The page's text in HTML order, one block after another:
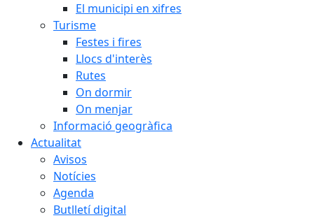
El municipi en xifres
Turisme
Festes i fires
Llocs d'interès
Rutes
On dormir
On menjar
Informació geogràfica
Actualitat
Avisos
Notícies
Agenda
Butlletí digital